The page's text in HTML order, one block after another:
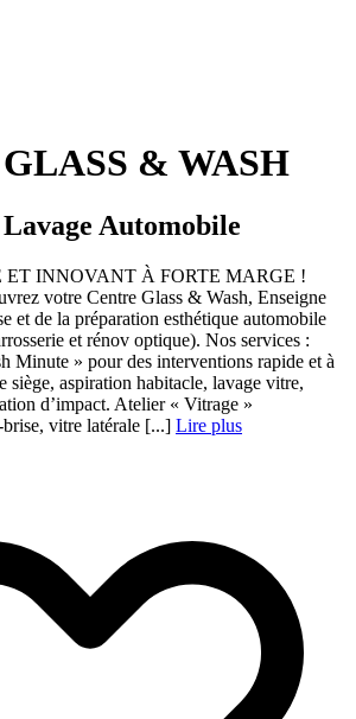
& WASH
Automobile
ET INNOVANT À FORTE MARGE !
votre Centre Glass & Wash, Enseigne
et de la préparation esthétique automobile
et rénov optique). Nos services :
Minute » pour des interventions rapide et à
siège, aspiration habitacle, lavage vitre,
d’impact. Atelier « Vitrage »
vitre latérale [...] Lire plus